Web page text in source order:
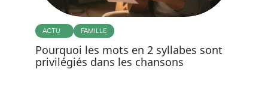
ACTU FAMILLE
Pourquoi les mots en 2 syllabes sont
privilégiés dans les chansons